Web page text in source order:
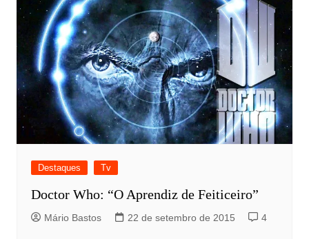
Destaques Tv
Doctor Who: “O Aprendiz de Feiticeiro”
Mário Bastos 22 de setembro de 2015 4